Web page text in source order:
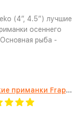
(4”, 4.5”) лучшие
осеннего
рыба -
Мягкие приманки Frapp Geko 4.5" #PAL03